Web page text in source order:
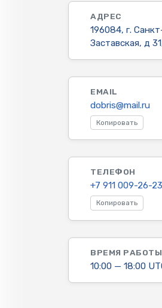
АДРЕС
196084, г.
Заставская, д
EMAIL
dobris@mail.ru
Копировать
ТЕЛЕФОН
+7 911 009-26-23
Копировать
ВРЕМЯ РАБОТЫ
10:00 — 18:00